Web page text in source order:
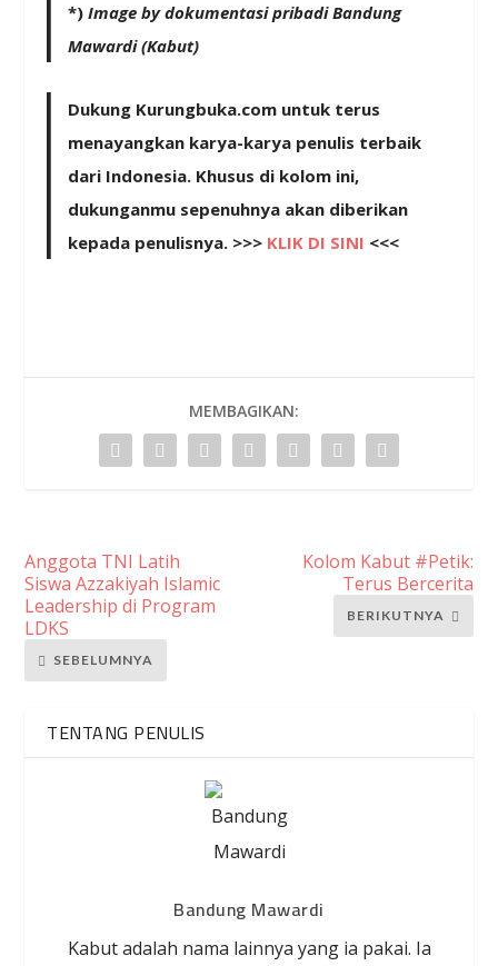
*)Image by dokumentasi pribadi Bandung
Mawardi (Kabut)
Dukung Kurungbuka.com untuk terus
menayangkan karya-karya penulis terbaik
dari Indonesia. Khusus di kolom ini,
dukunganmu sepenuhnya akan diberikan
kepada penulisnya. >>> KLIK DI SINI <<<
MEMBAGIKAN:
Anggota TNI Latih
Siswa Azzakiyah Islamic
Leadership di Program
LDKS
SEBELUMNYA
Kolom Kabut #Petik:
Terus Bercerita
BERIKUTNYA
TENTANG PENULIS
Bandung Mawardi
Kabut adalah nama lainnya yang ia pakai. Ia